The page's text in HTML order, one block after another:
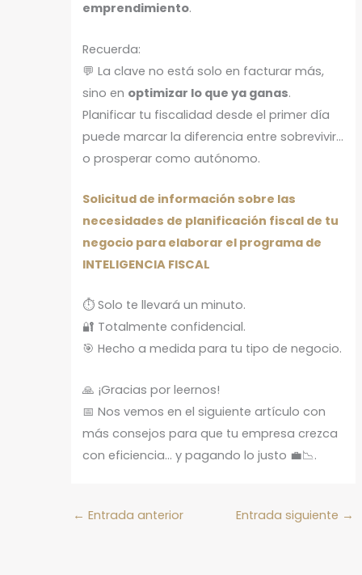
emprendimiento.
Recuerda:
💬 La clave no está solo en facturar más,
sino en optimizar lo que ya ganas.
Planificar tu fiscalidad desde el primer día
puede marcar la diferencia entre sobrevivir…
o prosperar como autónomo.
Solicitud de información sobre las
necesidades de planificación fiscal de tu
negocio para elaborar el programa de
INTELIGENCIA FISCAL
⏱️ Solo te llevará un minuto.
🔐 Totalmente confidencial.
🎯 Hecho a medida para tu tipo de negocio.
🙏 ¡Gracias por leernos!
📅 Nos vemos en el siguiente artículo con
más consejos para que tu empresa crezca
con eficiencia… y pagando lo justo 💼📉.
← Entrada anterior Entrada siguiente →